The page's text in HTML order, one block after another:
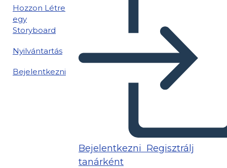
Hozzon Létre
egy
Storyboard
Nyilvántartás
Bejelentkezni
Bejelentkezni Regisztrálj
tanárként